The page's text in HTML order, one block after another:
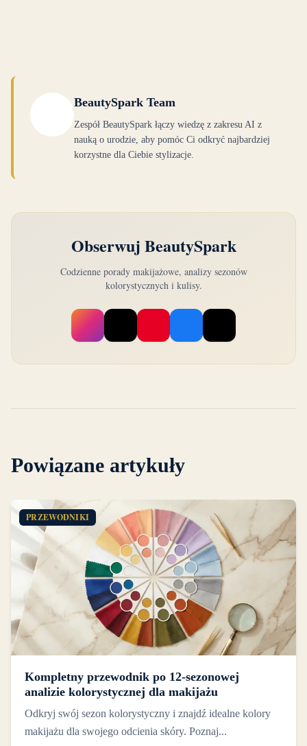
BeautySpark Team
Zespół BeautySpark łączy wiedzę z zakresu AI z
nauką o urodzie, aby pomóc Ci odkryć najbardziej
korzystne dla Ciebie stylizacje.
Obserwuj BeautySpark
Codzienne porady makijażowe, analizy sezonów
kolorystycznych i kulisy.
Powiązane artykuły
PRZEWODNIKI
Kompletny przewodnik po 12-sezonowej
analizie kolorystycznej dla makijażu
Odkryj swój sezon kolorystyczny i znajdź idealne kolory
makijażu dla swojego odcienia skóry. Poznaj...